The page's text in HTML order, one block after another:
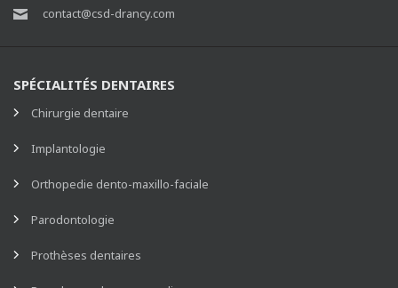
contact@csd-drancy.com
SPÉCIALITÉS DENTAIRES
Chirurgie dentaire
Implantologie
Orthopedie dento-maxillo-faciale
Parodontologie
Prothèses dentaires